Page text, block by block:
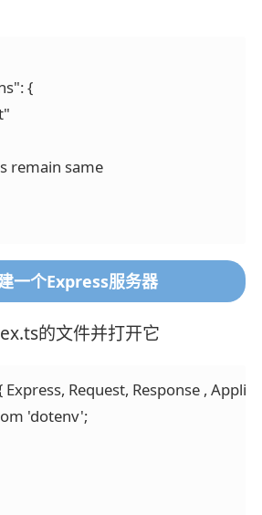
{
remain same
一个Express服务器
的文件并打开它
Request, Response ,
'dotenv';